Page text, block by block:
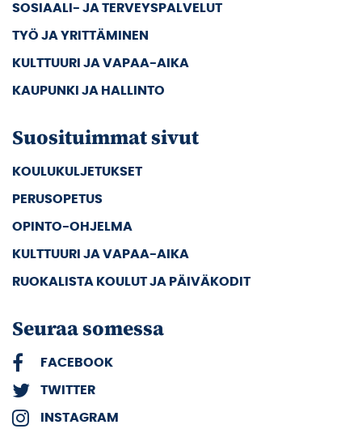
SOSIAALI- JA TERVEYSPALVELUT
TYÖ JA YRITTÄMINEN
KULTTUURI JA VAPAA-AIKA
KAUPUNKI JA HALLINTO
Suosituimmat sivut
KOULUKULJETUKSET
PERUSOPETUS
OPINTO-OHJELMA
KULTTUURI JA VAPAA-AIKA
RUOKALISTA KOULUT JA PÄIVÄKODIT
Seuraa somessa
FACEBOOK
TWITTER
INSTAGRAM